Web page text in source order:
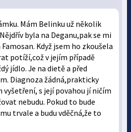
Mám Belinku už několik
byla na Deganu,pak se mi
Když jsem ho zkoušela
potíží,což v jejím případě
jídlo. Je na dietě a před
Diagnoza žádná,prakticky
vyšetření, s její povahou jí ničím
nebudu. Pokud to bude
trvale a budu vděčná,že to